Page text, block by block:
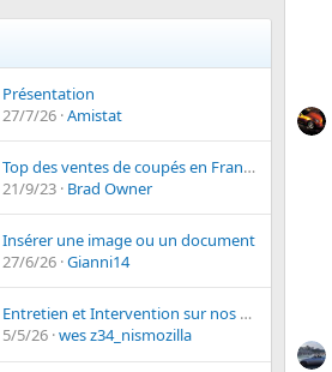
Présentation
27/7/26 Amistat
Top des ventes de coupés en France en 2017...
21/9/23 Brad Owner
Insérer une image ou un document
27/6/26 Gianni14
Entretien et Intervention sur nos 370z Roadster Centre-Val de Loire
5/5/26 wes z34_nismozilla